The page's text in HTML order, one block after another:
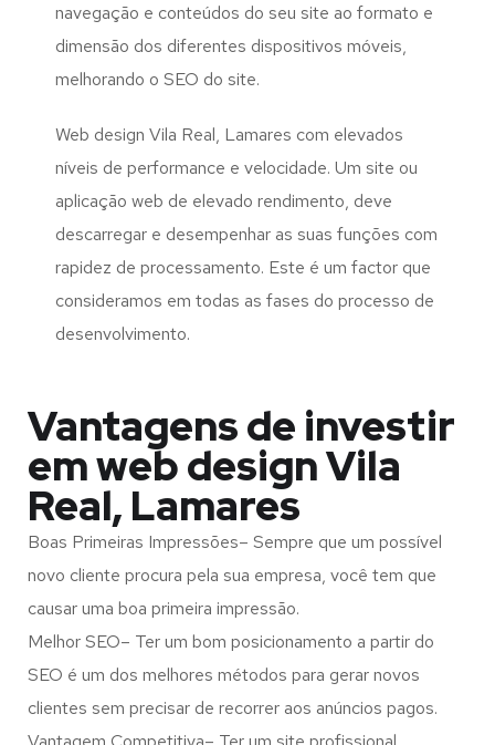
navegação e conteúdos do seu site ao formato e
dimensão dos diferentes dispositivos móveis,
melhorando o SEO do site.
Web design Vila Real, Lamares com elevados
níveis de performance e velocidade. Um site ou
aplicação web de elevado rendimento, deve
descarregar e desempenhar as suas funções com
rapidez de processamento. Este é um factor que
consideramos em todas as fases do processo de
desenvolvimento.
Vantagens de investir
em web design Vila
Real, Lamares
Boas Primeiras Impressões– Sempre que um possível
novo cliente procura pela sua empresa, você tem que
causar uma boa primeira impressão.
Melhor SEO– Ter um bom posicionamento a partir do
SEO é um dos melhores métodos para gerar novos
clientes sem precisar de recorrer aos anúncios pagos.